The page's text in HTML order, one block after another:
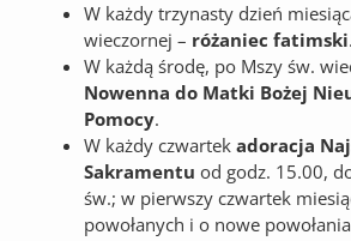
W każdy trzynasty dzień
wieczornej – różaniec fatimski.
W każdą środę, po Mszy św.
Nowenna do Matki Bożej
Pomocy.
W każdy czwartek adoracja
Sakramentu od godz. 15.00,
św.; w pierwszy czwartek
powołanych i o nowe